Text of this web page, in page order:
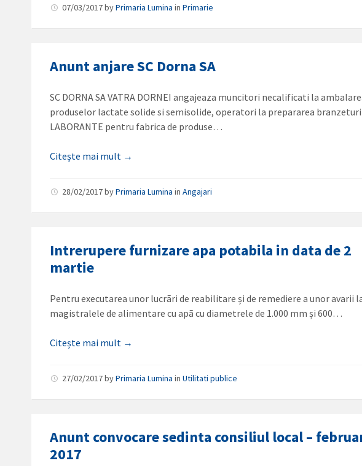
07/03/2017byPrimaria Lumina inPrimarie
Anunt anjare SC Dorna SA
SC DORNA SA VATRA DORNEI angajeaza muncitori necalificati la
produselor lactate solide si semisolide, operatori la prepararea
LABORANTE pentru fabrica de produse…
Citește mai mult →
28/02/2017byPrimaria Lumina inAngajari
Intrerupere furnizare apa potabila in data de 2
martie
Pentru executarea unor lucrãri de reabilitare și de remediere a unor avarii
magistralele de alimentare cu apã cu diametrele de 1.000 mm și 600…
Citește mai mult →
27/02/2017byPrimaria Lumina inUtilitati publice
Anunt convocare sedinta consiliul local –
2017